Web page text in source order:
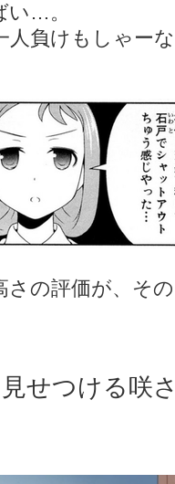
い…。
人負けもしゃー
さの評価が、そ
せつける咲